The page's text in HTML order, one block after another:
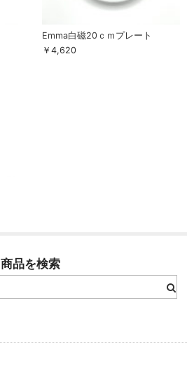
Emma白磁20ｃｍプレート
￥4,620
商品を検索